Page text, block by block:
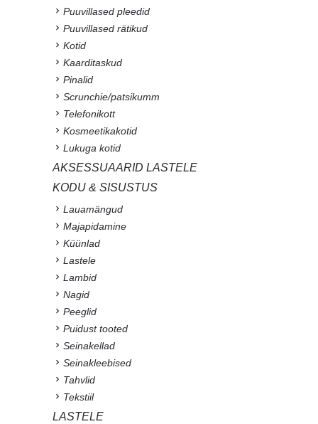
Puuvillased pleedid
Puuvillased rätikud
Kotid
Kaarditaskud
Pinalid
Scrunchie/patsikumm
Telefonikott
Kosmeetikakotid
Lukuga kotid
AKSESSUAARID LASTELE
KODU & SISUSTUS
Lauamängud
Majapidamine
Küünlad
Lastele
Lambid
Nagid
Peeglid
Puidust tooted
Seinakellad
Seinakleebised
Tahvlid
Tekstiil
LASTELE